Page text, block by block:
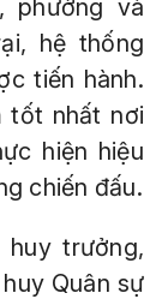
phường và
hệ thống
tiến hành.
tốt nhất nơi
hiện hiệu
chiến đấu.
trưởng,
Quân sự